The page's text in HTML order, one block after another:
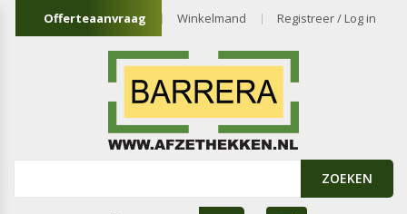
Offerteaanvraag Winkelmand Registreer / Log in
ZOEKEN